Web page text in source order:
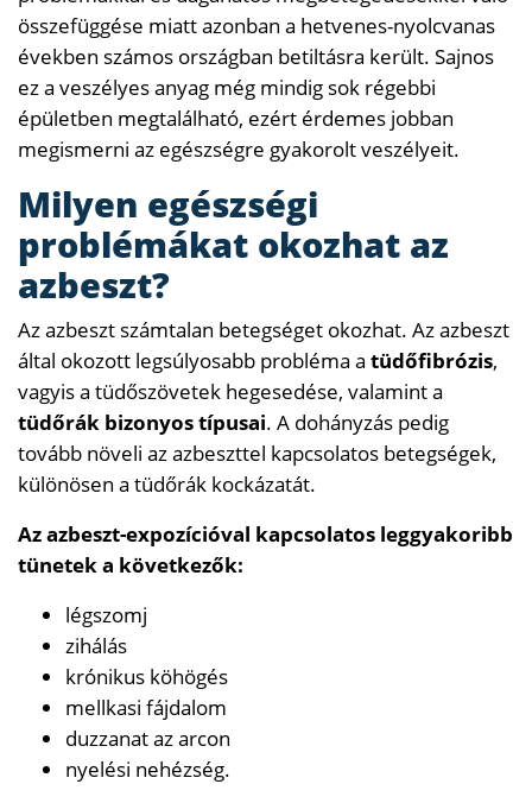
összefüggése miatt azonban a hetvenes-nyolcvanas
években számos országban betiltásra került. Sajnos
ez a veszélyes anyag még mindig sok régebbi
épületben megtalálható, ezért érdemes jobban
megismerni az egészségre gyakorolt veszélyeit.
Milyen egészségi
problémákat okozhat az
azbeszt?
Az azbeszt számtalan betegséget okozhat. Az azbeszt
által okozott legsúlyosabb probléma a tüdőfibrózis,
vagyis a tüdőszövetek hegesedése, valamint a
tüdőrák bizonyos típusai. A dohányzás pedig
tovább növeli az azbeszttel kapcsolatos betegségek,
különösen a tüdőrák kockázatát.
Az azbeszt-expozícióval kapcsolatos leggyakoribb
tünetek a következők:
légszomj
zihálás
krónikus köhögés
mellkasi fájdalom
duzzanat az arcon
nyelési nehézség.